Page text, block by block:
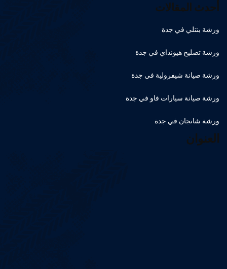
أحدث المقالات
ورشة بنتلي في جدة
ورشة تصليح هيونداي في جدة
ورشة صيانة شيفرولية في جدة
ورشة صيانة سيارات فاو في جدة
ورشة شانجان في جدة
العنوان